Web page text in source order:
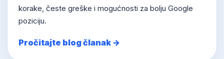
korake, česte greške i mogućnosti za bolju Google
poziciju.
Pročitajte blog članak →